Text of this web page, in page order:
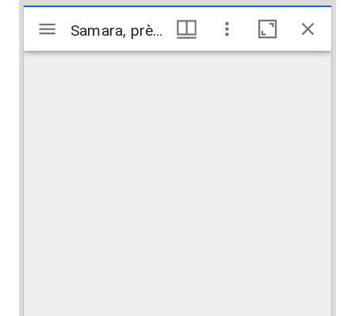
Mirador
viewer
Samara, près de. Pont Harba sur la route de Bagdad Samara, près de. Pont Harba sur la route de Bagdad